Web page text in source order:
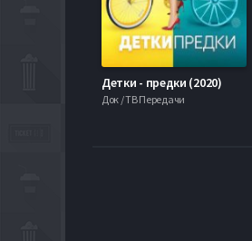
Детки - предки (2020)
Док / ТВ Передачи